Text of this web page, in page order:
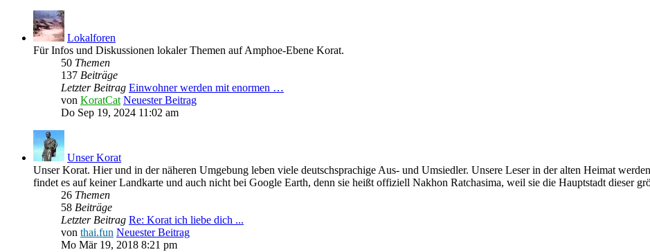
Lokalforen
Für Infos und Diskussionen lokaler Themen auf Amphoe-Ebene Korat.
50 Themen
137 Beiträge
Letzter Beitrag Einwohner werden mit enormen …
von KoratCat Neuester Beitrag
Do Sep 19, 2024 11:02 am
Unser Korat
Unser Korat. Hier und in der näheren Umgebung leben viele deutschsprachige Aus- und Umsiedler. Unsere Leser in der alten Heimat
findet es auf keiner Landkarte und auch nicht bei Google Earth, denn sie heißt offiziell Nakhon Ratchasima, weil sie die Hauptstadt dieser
26 Themen
58 Beiträge
Letzter Beitrag Re: Korat ich liebe dich ...
von thai.fun Neuester Beitrag
Mo Mär 19, 2018 8:21 pm